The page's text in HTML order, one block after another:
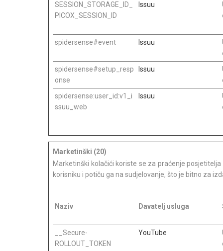
SESSION_STORAGE_ID_
PICOX_SESSION_ID
Issuu
spidersense#event Issuu
spidersense#setup_resp
onse
Issuu
spidersense:user_id:v1_i
ssuu_web
Issuu
Marketinški (20)
Marketinški kolačići koriste se za praćenje
korisniku i potiču ga na sudjelovanje, što je bitno za
Naziv Davatelj usluga
__Secure-
ROLLOUT_TOKEN
YouTube